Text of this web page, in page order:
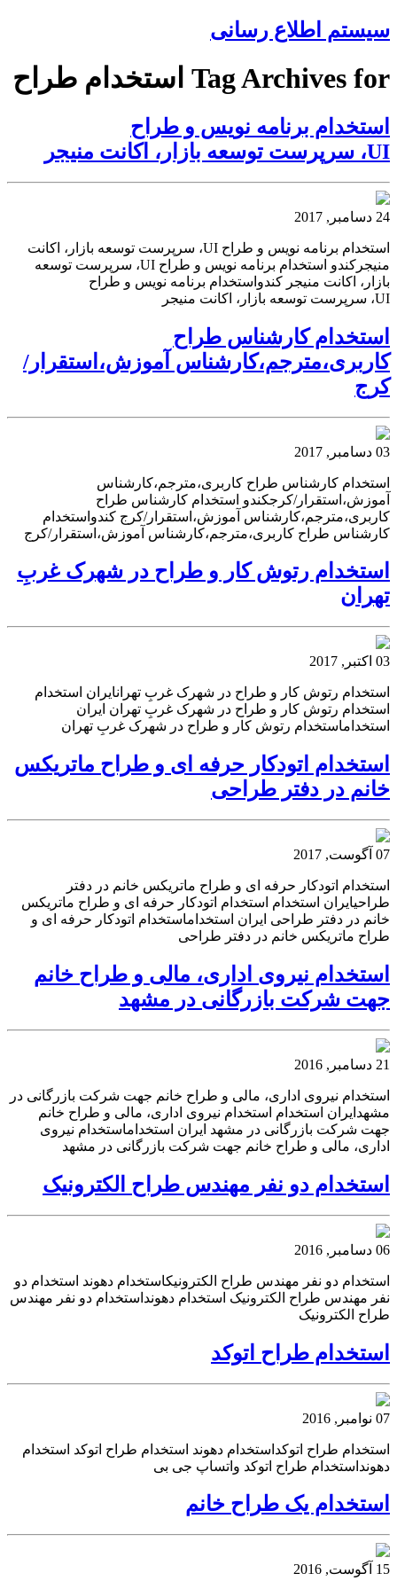
سیستم اطلاع رسانی
Tag Archives for استخدام طراح
استخدام برنامه نویس و طراح
UI، سرپرست توسعه بازار، اکانت منیجر
24 دسامبر, 2017
استخدام برنامه نویس و طراح UI، سرپرست توسعه بازار، اکانت
منیجرکندو استخدام برنامه نویس و طراح UI، سرپرست توسعه
بازار، اکانت منیجر کندواستخدام برنامه نویس و طراح
UI، سرپرست توسعه بازار، اکانت منیجر
استخدام کارشناس طراح
کاربری،مترجم،کارشناس آموزش،استقرار/
کرج
03 دسامبر, 2017
استخدام کارشناس طراح کاربری،مترجم،کارشناس
آموزش،استقرار/کرجکندو استخدام کارشناس طراح
کاربری،مترجم،کارشناس آموزش،استقرار/کرج کندواستخدام
کارشناس طراح کاربری،مترجم،کارشناس آموزش،استقرار/کرج
استخدام رتوش کار و طراح در شهرک غربِ
تهران
03 اکتبر, 2017
استخدام رتوش کار و طراح در شهرک غربِ تهرانایران استخدام
استخدام رتوش کار و طراح در شهرک غربِ تهران ایران
استخداماستخدام رتوش کار و طراح در شهرک غربِ تهران
استخدام اتودکار حرفه ای و طراح ماتریکس
خانم در دفتر طراحی
07 آگوست, 2017
استخدام اتودکار حرفه ای و طراح ماتریکس خانم در دفتر
طراحیایران استخدام استخدام اتودکار حرفه ای و طراح ماتریکس
خانم در دفتر طراحی ایران استخداماستخدام اتودکار حرفه ای و
طراح ماتریکس خانم در دفتر طراحی
استخدام نیروی اداری، مالی و طراح خانم
جهت شرکت بازرگانی در مشهد
21 دسامبر, 2016
استخدام نیروی اداری، مالی و طراح خانم جهت شرکت بازرگانی در
مشهدایران استخدام استخدام نیروی اداری، مالی و طراح خانم
جهت شرکت بازرگانی در مشهد ایران استخداماستخدام نیروی
اداری، مالی و طراح خانم جهت شرکت بازرگانی در مشهد
استخدام دو نفر مهندس طراح الکترونیک
06 دسامبر, 2016
استخدام دو نفر مهندس طراح الکترونیکاستخدام دهوند استخدام دو
نفر مهندس طراح الکترونیک استخدام دهونداستخدام دو نفر مهندس
طراح الکترونیک
استخدام طراح اتوکد
07 نوامبر, 2016
استخدام طراح اتوکداستخدام دهوند استخدام طراح اتوکد استخدام
دهونداستخدام طراح اتوکد واتساپ جی بی
استخدام یک طراح خانم
15 آگوست, 2016